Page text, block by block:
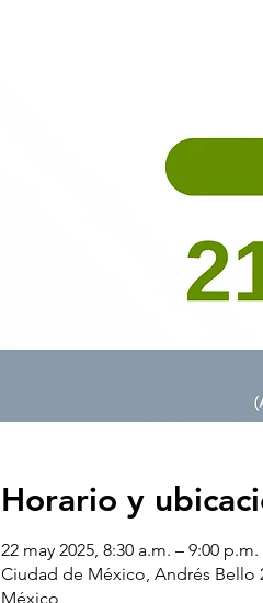
Horario y
22 may 2025, 8:30 a.m. – 9:00 p.m.
Ciudad de México, Andrés Bello
México